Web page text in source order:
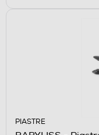
PIASTRE